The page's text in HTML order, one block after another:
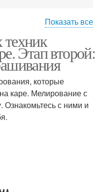
Показать все
Этап второй:
которые
каре. Мелирование с
с ними и